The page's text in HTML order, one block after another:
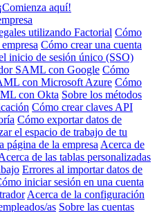
aquí!
utilizando Factorial Cómo
Cómo crear una cuenta
inicio de sesión único (SSO)
SAML con Google Cómo
con Microsoft Azure Cómo
con Okta Sobre los métodos
Cómo crear claves API
Cómo exportar datos de
el espacio de trabajo de tu
página de la empresa Acerca de
de las tablas personalizadas
Errores al importar datos de
iniciar sesión en una cuenta
Acerca de la configuración
as Sobre las cuentas